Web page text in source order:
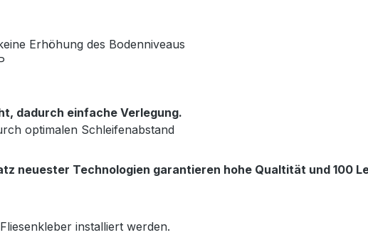
Erhöhung des Bodenniveaus
dadurch einfache Verlegung.
optimalen Schleifenabstand
neuester Technologien garantieren hohe Qualtität und 100
installiert werden.